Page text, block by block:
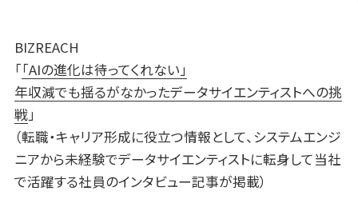
BIZREACH
「「AIの進化は待ってくれない」
年収減でも揺るがなかったデータサイエンティストへの挑
戦」
（転職・キャリア形成に役立つ情報として、システムエンジ
ニアから未経験でデータサイエンティストに転身して当社
で活躍する社員のインタビュー記事が掲載）